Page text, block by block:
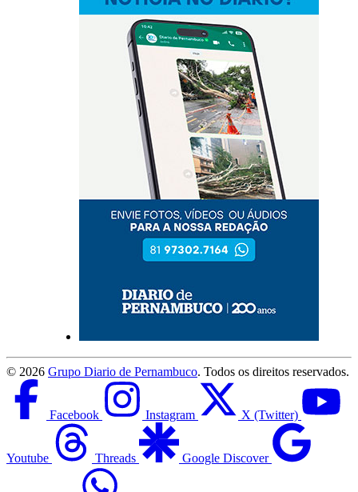
© 2026 Grupo Diario de Pernambuco. Todos os direitos reservados.
Facebook Instagram X (Twitter)
Youtube Threads Google Discover